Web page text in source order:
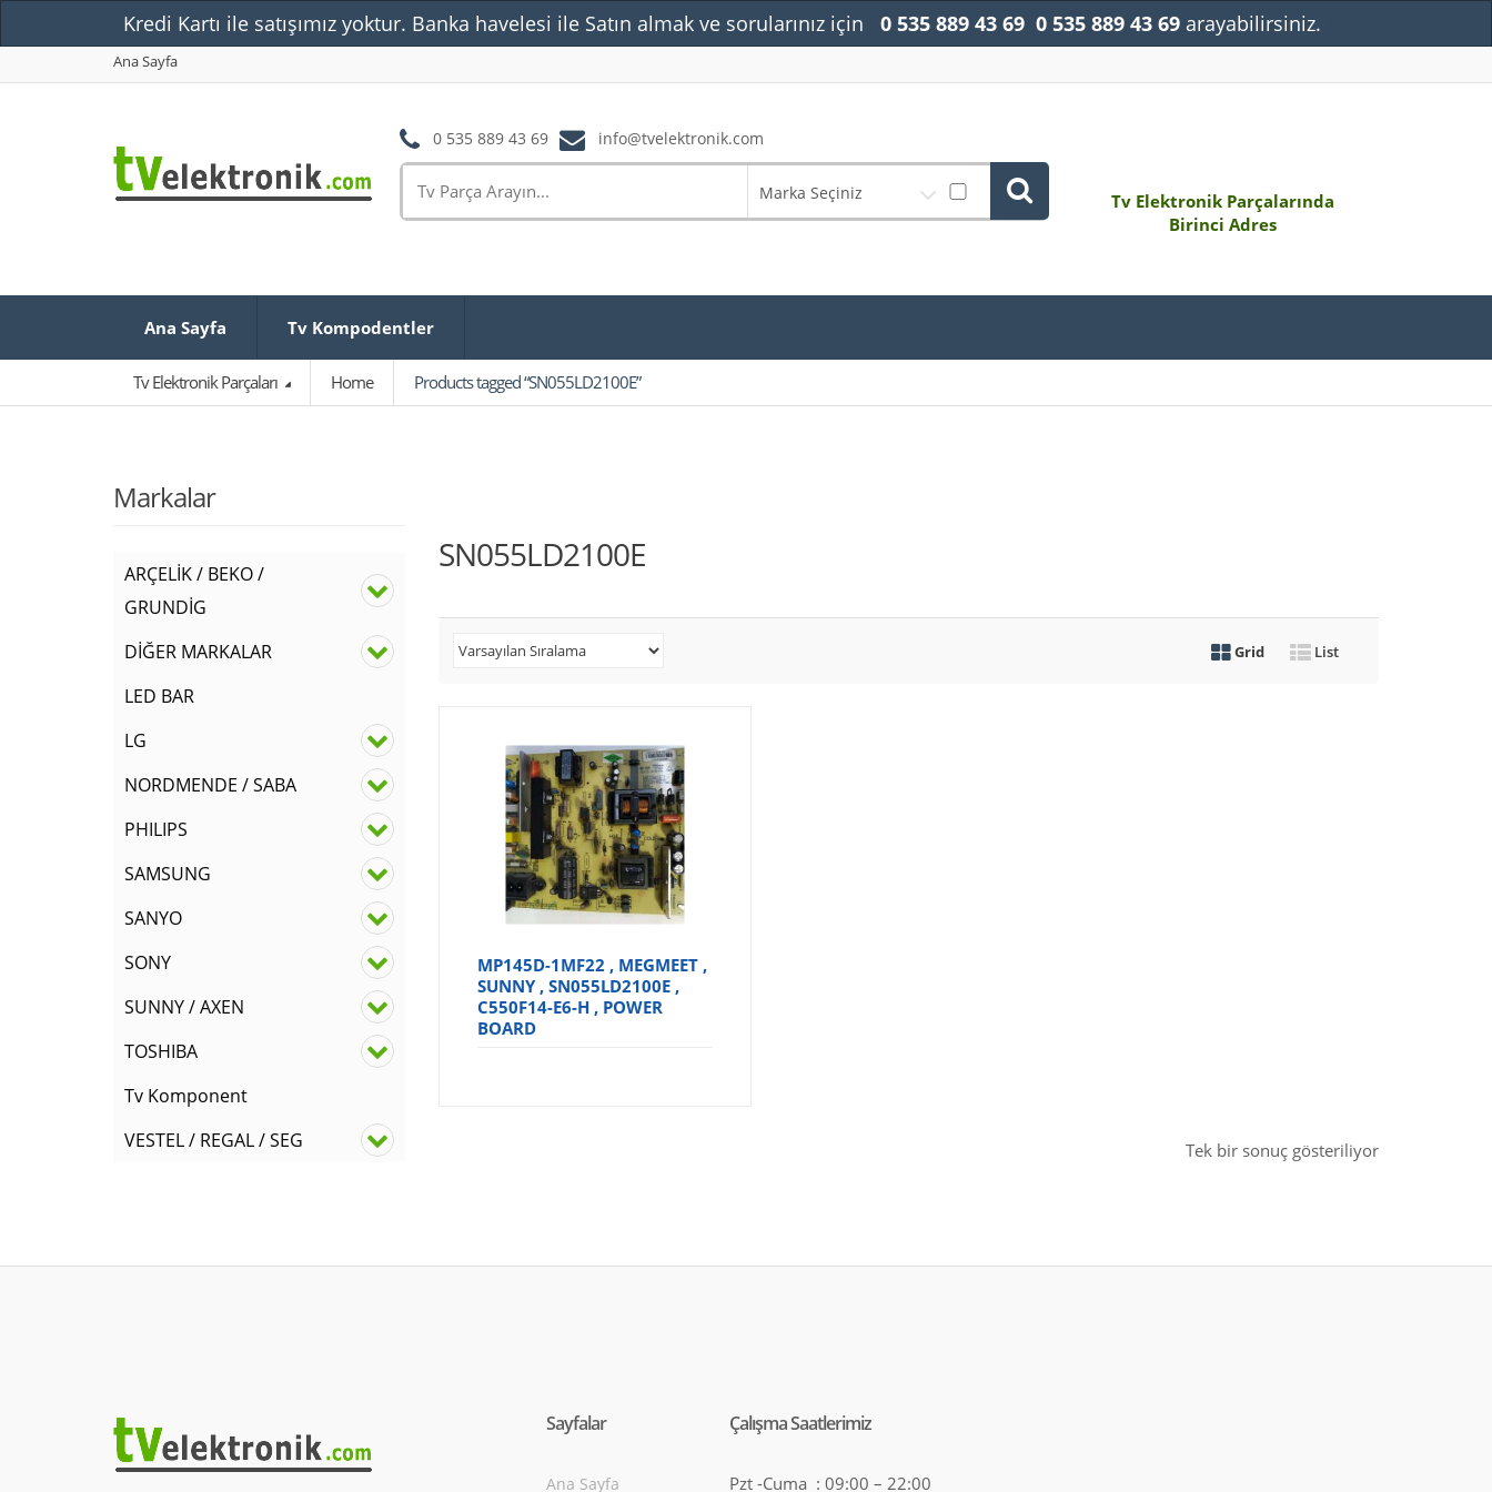
Ana Sayfa
0 535 889 43 69 info@tvelektronik.com
Marka Seçiniz
Tv Elektronik Parçalarında
Birinci Adres
Ana Sayfa Tv Kompodentler
Tv Elektronik Parçaları Home Products tagged “SN055LD2100E”
SN055LD2100E
Grid List
MP145D-1MF22 , MEGMEET ,
SUNNY , SN055LD2100E ,
C550F14-E6-H , POWER
BOARD
Tek bir sonuç gösteriliyor
Markalar
ARÇELİK / BEKO /
GRUNDİG
DİĞER MARKALAR
LED BAR
LG
NORDMENDE / SABA
PHILIPS
SAMSUNG
SANYO
SONY
SUNNY / AXEN
TOSHIBA
Tv Komponent
VESTEL / REGAL / SEG
Sayfalar
Ana Sayfa
Çalışma Saatlerimiz
Pzt -Cuma : 09:00 – 22:00
Kredi Kartı ile satışımız yoktur. Banka havelesi ile Satın almak ve sorularınız için 0 535 889 43 69 0 535 889 43 69 arayabilirsiniz.